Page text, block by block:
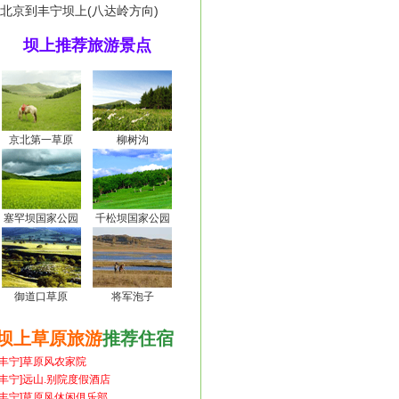
北京到丰宁坝上(八达岭方向)
坝上推荐旅游景点
京北第一草原 柳树沟
塞罕坝国家公园 千松坝国家公园
御道口草原 将军泡子
上草原旅游推荐住宿
宁]草原风农家院
宁]远山.别院度假酒店